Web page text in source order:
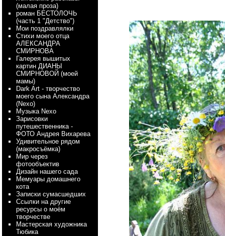
(малая проза)
роман БЕСТОЛОЧЬ
(часть 1 "Детство")
Мои поздравлялки
Стихи моего отца
АЛЕКСАНДРА
СМИРНОВА
Галерея вышитых
картин ДИАНЫ
СМИРНОВОЙ (моей
мамы)
Dark Art - творчество
моего сына Александра
(Nexo)
Myзыка Nexo
Зарисовки
путешественника -
ФОТО Андрея Вихарева
Удивительное рядом
(макросъёмка)
Мир через
фотообъектив
Дизайн нашего сада
Мемуары домашнего
кота
Записки сумасшедших
Ссылки на другие
ресурсы о моём
творчестве
Мастерская художника
Тюбика